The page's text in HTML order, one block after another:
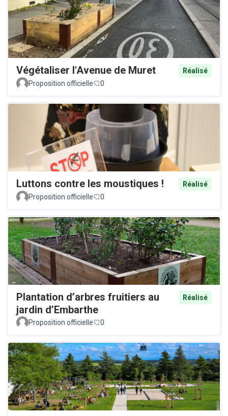
Végétaliser l'Avenue de Muret
Réalisé
Proposition officielle
0
Luttons contre les moustiques !
Réalisé
Proposition officielle
0
Plantation d’arbres fruitiers au
jardin d’Embarthe
Réalisé
Proposition officielle 0